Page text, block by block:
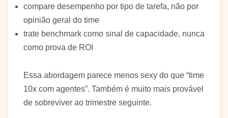
compare desempenho por tipo de tarefa, não por
opinião geral do time
trate benchmark como sinal de capacidade, nunca
como prova de ROI
Essa abordagem parece menos sexy do que “time
10x com agentes”. Também é muito mais provável
de sobreviver ao trimestre seguinte.